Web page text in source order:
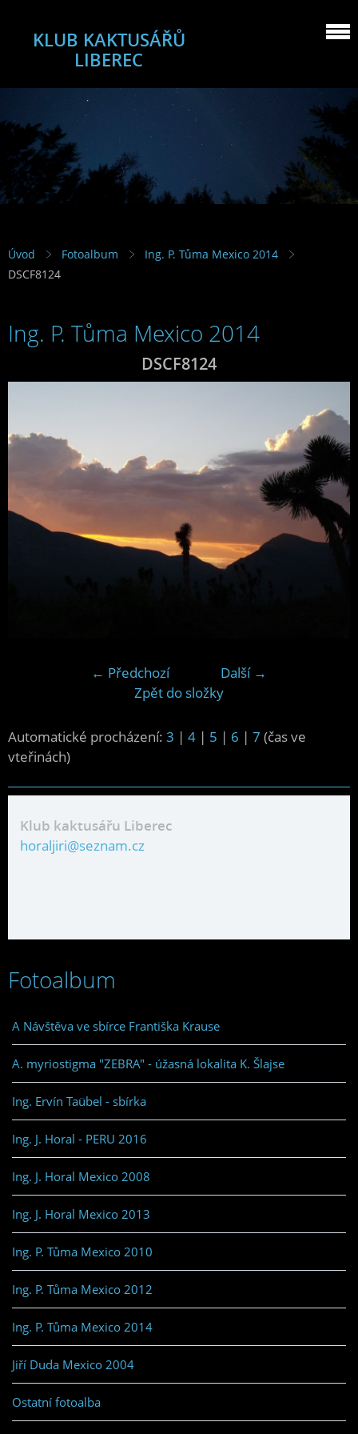
KLUB KAKTUSÁŘŮ
LIBEREC
Úvod Fotoalbum
Ing. P. Tůma Mexico 2014
DSCF8124
Ing. P. Tůma Mexico 2014
DSCF8124
← Předchozí
Další →
Zpět do složky
Automatické procházení: 3 | 4 | 5 | 6 | 7 (čas ve
vteřinách)
Klub kaktusářu Liberec
horaljiri@seznam.cz
Fotoalbum
A Návštěva ve sbírce Františka Krause
A. myriostigma "ZEBRA" - úžasná lokalita K. Šlajse
Ing. Ervín Taübel - sbírka
Ing. J. Horal - PERU 2016
Ing. J. Horal Mexico 2008
Ing. J. Horal Mexico 2013
Ing. P. Tůma Mexico 2010
Ing. P. Tůma Mexico 2012
Ing. P. Tůma Mexico 2014
Jiří Duda Mexico 2004
Ostatní fotoalba